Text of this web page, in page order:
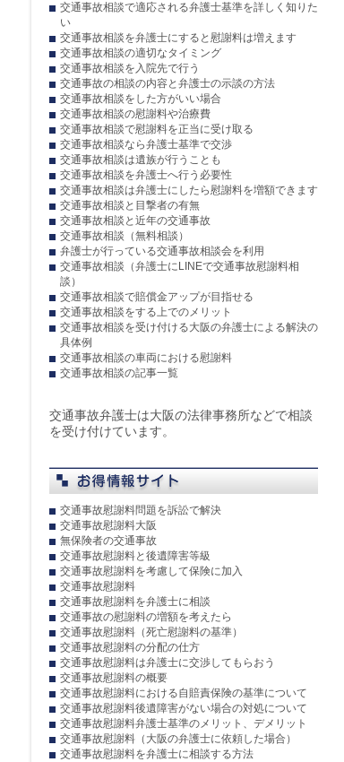
交通事故相談で適応される弁護士基準を詳しく知りた
い
交通事故相談を弁護士にすると慰謝料は増えます
交通事故相談の適切なタイミング
交通事故相談を入院先で行う
交通事故の相談の内容と弁護士の示談の方法
交通事故相談をした方がいい場合
交通事故相談の慰謝料や治療費
交通事故相談で慰謝料を正当に受け取る
交通事故相談なら弁護士基準で交渉
交通事故相談は遺族が行うことも
交通事故相談を弁護士へ行う必要性
交通事故相談は弁護士にしたら慰謝料を増額できます
交通事故相談と目撃者の有無
交通事故相談と近年の交通事故
交通事故相談（無料相談）
弁護士が行っている交通事故相談会を利用
交通事故相談（弁護士にLINEで交通事故慰謝料相
談）
交通事故相談で賠償金アップが目指せる
交通事故相談をする上でのメリット
交通事故相談を受け付ける大阪の弁護士による解決の
具体例
交通事故相談の車両における慰謝料
交通事故相談の記事一覧
交通事故弁護士は大阪の法律事務所などで相談
を受け付けています。
交通事故慰謝料問題を訴訟で解決
交通事故慰謝料大阪
無保険者の交通事故
交通事故慰謝料と後遺障害等級
交通事故慰謝料を考慮して保険に加入
交通事故慰謝料
交通事故慰謝料を弁護士に相談
交通事故の慰謝料の増額を考えたら
交通事故慰謝料（死亡慰謝料の基準）
交通事故慰謝料の分配の仕方
交通事故慰謝料は弁護士に交渉してもらおう
交通事故慰謝料の概要
交通事故慰謝料における自賠責保険の基準について
交通事故慰謝料後遺障害がない場合の対処について
交通事故慰謝料弁護士基準のメリット、デメリット
交通事故慰謝料（大阪の弁護士に依頼した場合）
交通事故慰謝料を弁護士に相談する方法